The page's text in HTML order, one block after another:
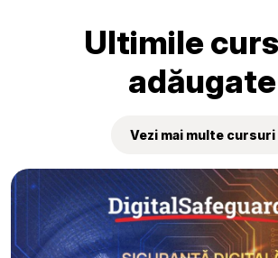
Ultimile
adăugate
Vezi mai multe cursuri